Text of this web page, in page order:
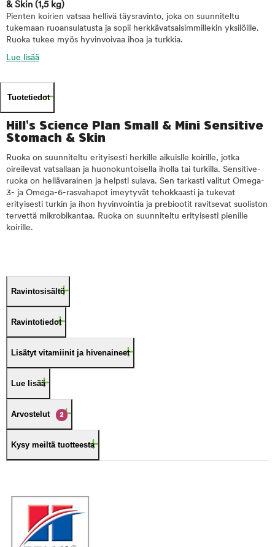
& Skin (1,5 kg)
Pienten koirien vatsaa hellivä täysravinto, joka on suunniteltu
tukemaan ruoansulatusta ja sopii herkkävatsaisimmillekin yksilöille.
Ruoka tukee myös hyvinvoivaa ihoa ja turkkia.
Lue lisää
Tuotetiedot
Hill's Science Plan Small & Mini Sensitive
Stomach & Skin
Ruoka on suunniteltu erityisesti herkille aikuislle koirille, jotka
oireilevat vatsallaan ja huonokuntoisella iholla tai turkilla. Sensitive-
ruoka on hellävarainen ja helpsti sulava. Sen tarkasti valitut Omega-
3- ja Omega-6-rasvahapot imeytyvät tehokkaasti ja tukevat
erityisesti turkin ja ihon hyvinvointia ja prebiootit ravitsevat suoliston
tervettä mikrobikantaa. Ruoka on suunniteltu erityisesti pienille
koirille.
Ravintosisältö
Ravintotiedot
Lisätyt vitamiinit ja hivenaineet
Lue lisää
Arvostelut 2
Kysy meiltä tuotteesta